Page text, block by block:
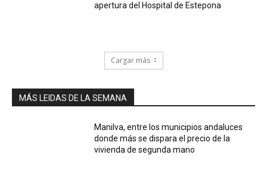
apertura del Hospital de Estepona
Cargar más
MÁS LEIDAS DE LA SEMANA
Manilva, entre los municipios andaluces
donde más se dispara el precio de la
vivienda de segunda mano